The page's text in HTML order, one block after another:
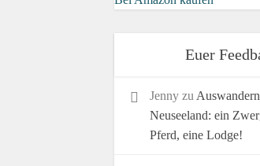
Euer
Jenny zu
Neuseeland: ein
Pferd, eine Lodge!